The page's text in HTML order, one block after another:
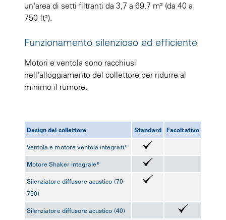
un'area di setti filtranti da 3,7 a 69,7 m² (da 40 a
750 ft²).
Funzionamento silenzioso ed efficiente
Motori e ventola sono racchiusi
nell'alloggiamento del collettore per ridurre al
minimo il rumore.
Design del collettore Standard Facoltativo
Ventola e motore ventola integrati*
Motore Shaker integrale*
Silenziatore diffusore acustico (70-
750)
Silenziatore diffusore acustico (40)